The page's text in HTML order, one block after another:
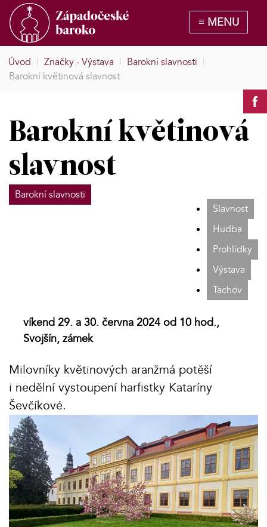
Úvod | Značky - Výstava | Barokní slavnosti |
Barokní květinová slavnost
Barokní květinová
slavnost
Barokní slavnosti
Slavnost
Hudba
Prohlídky
Výstava
Tachov
víkend 29. a 30. června 2024 od 10 hod.,
Svojšín, zámek
Milovníky květinových aranžmá potěší
i nedělní vystoupení harfistky Kataríny
Ševčíkové.